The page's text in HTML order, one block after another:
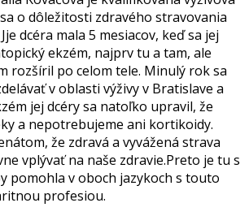
o dôležitosti zdravého stravovania
dcéra mala 5 mesiacov, keď sa jej
ekzém, najprv tu a tam, ale
rozšíril po celom tele. Minulý rok sa
v oblasti výživy v Bratislave a
jej dcéry sa natoľko upravil, že
a nepotrebujeme ani kortikoidy.
že zdravá a vyvážená strava
vplývať na naše zdravie.Preto je tu s
pomohla v oboch jazykoch s touto
profesiou.